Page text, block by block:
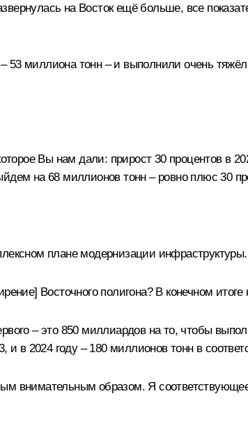
на Восток ещё больше, все
миллиона тонн – и выполнили очень
Вы нам дали: прирост 30 процентов в
на 68 миллионов тонн – ровно плюс 30
плане модернизации инфраструктуры.
Восточного полигона? В конечном
– это 850 миллиардов на то, чтобы
в 2024 году – 180 миллионов тонн в
внимательным образом. Я